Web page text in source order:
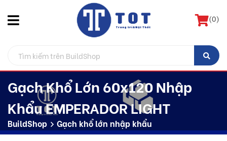
(0)
Gạch Khổ Lớn 60x120 Nhập
Khẩu EMPERADOR LIGHT
BuildShop Gạch khổ lớn nhập khẩu